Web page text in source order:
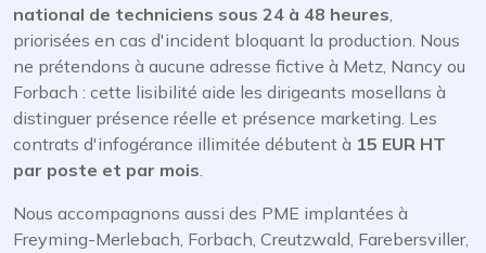
national de techniciens sous 24 à 48 heures,
priorisées en cas d'incident bloquant la production. Nous
ne prétendons à aucune adresse fictive à Metz, Nancy ou
Forbach : cette lisibilité aide les dirigeants mosellans à
distinguer présence réelle et présence marketing. Les
contrats d'infogérance illimitée débutent à 15 EUR HT
par poste et par mois.
Nous accompagnons aussi des PME implantées à
Freyming-Merlebach, Forbach, Creutzwald, Farebersviller,